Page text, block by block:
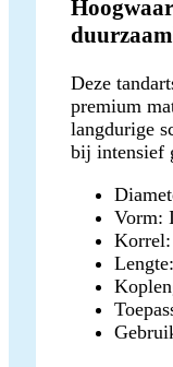
Deze
premium
langdurige
bij intensief
Vorm:
Korrel: